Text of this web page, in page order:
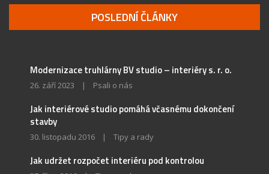
POSLEDNÍ ČLÁNKY
Modernizace truhlárny BV studio – interiéry s. r. o.
26. září 2023 | Psali o nás
Jak interiérové studio pomáhá včasnému dokončení
stavby
30. listopadu 2016 | Tipy a rady
Jak udržet rozpočet interiéru pod kontrolou